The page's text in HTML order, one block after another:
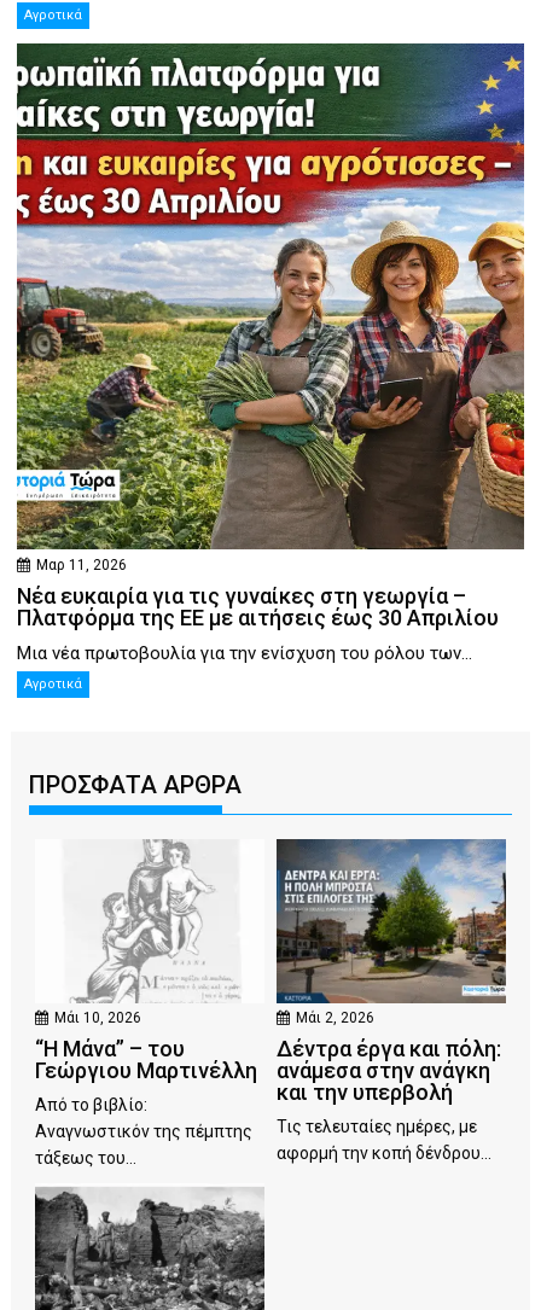
Αγροτικά
Μαρ 11, 2026
Νέα ευκαιρία για τις γυναίκες στη γεωργία –
Πλατφόρμα της ΕΕ με αιτήσεις έως 30 Απριλίου
Μια νέα πρωτοβουλία για την ενίσχυση του ρόλου των...
Αγροτικά
ΠΡΟΣΦΑΤΑ ΑΡΘΡΑ
Μάι 10, 2026
“Η Μάνα” – του
Γεώργιου Μαρτινέλλη
Από το βιβλίο:
Αναγνωστικόν της πέμπτης
τάξεως του...
Μάι 2, 2026
Δέντρα έργα και πόλη:
ανάμεσα στην ανάγκη
και την υπερβολή
Τις τελευταίες ημέρες, με
αφορμή την κοπή δένδρου...